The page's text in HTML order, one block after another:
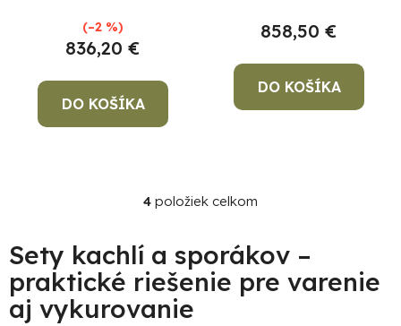
836,20 €
(–2 %)
DO KOŠÍKA
858,50 €
DO KOŠÍKA
O
l
á
d
4 položiek celkom
Sety kachlí a sporákov –
praktické riešenie pre varenie
aj vykurovanie